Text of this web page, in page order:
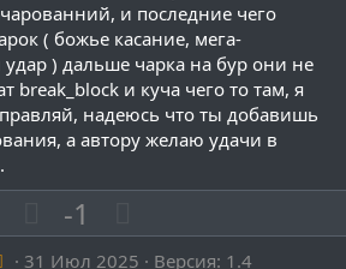
л
о
с
л
о
с
и последние чего
( божье касание, мега-
) дальше чарка на бур они не
break_block и куча чего то там, я
надеюсь что ты добавишь
а автору желаю удачи в
П
о
-1
е
5 31 Июл 2025
Версия: 1.4